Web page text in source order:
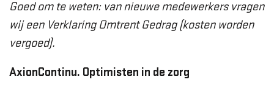
Goed om te weten: van nieuwe medewerkers vragen
wij een Verklaring Omtrent Gedrag (kosten worden
vergoed).
AxionContinu. Optimisten in de zorg